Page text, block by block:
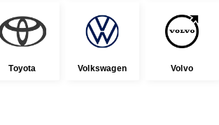
Toyota Volkswagen Volvo